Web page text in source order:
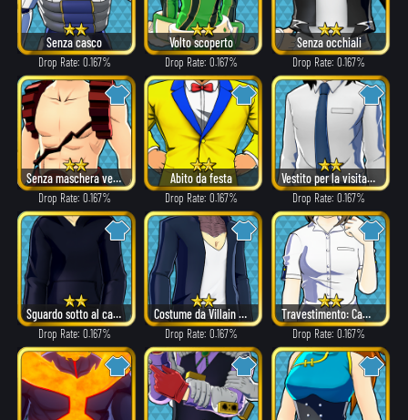
Senza casco
Drop Rate: 0.167%
Volto scoperto
Drop Rate: 0.167%
Senza occhiali
Drop Rate: 0.167%
Senza maschera versione α
Drop Rate: 0.167%
Abito da festa
Drop Rate: 0.167%
Vestito per la visita a casa
Drop Rate: 0.167%
Sguardo sotto al cappuccio
Drop Rate: 0.167%
Costume da Villain versione α
Drop Rate: 0.167%
Travestimento: Camie
Drop Rate: 0.167%